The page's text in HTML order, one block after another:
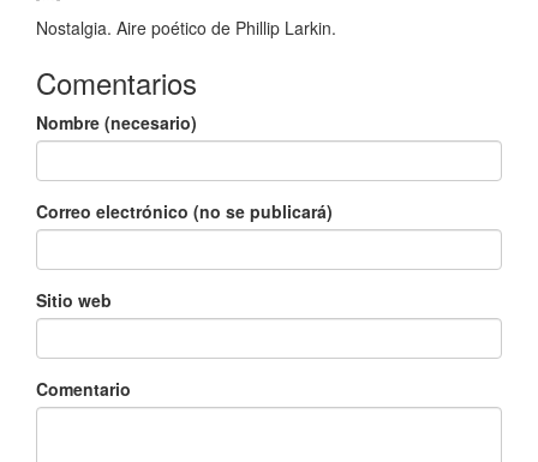
Nostalgia. Aire poético de Phillip Larkin.
Comentarios
Nombre (necesario)
Correo electrónico (no se publicará)
Sitio web
Comentario